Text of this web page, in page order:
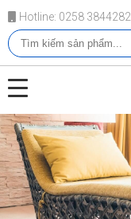
Hotline: 0258 3844282